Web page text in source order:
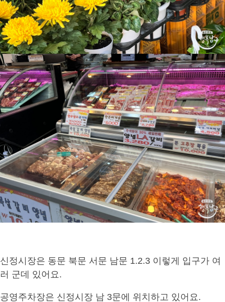
신정시장은 동문 북문 서문 남문 1.2.3 이렇게 입구가 여
러 군데 있어요.
공영주차장은 신정시장 남 3문에 위치하고 있어요.